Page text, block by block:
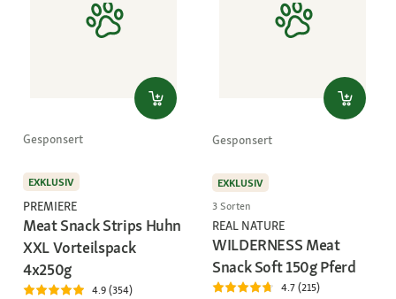
Gesponsert
EXKLUSIV
PREMIERE
Meat Snack Strips Huhn
XXL Vorteilspack
4x250g
4.9 (354)
Gesponsert
EXKLUSIV
3 Sorten
REAL NATURE
WILDERNESS Meat
Snack Soft 150g Pferd
4.7 (215)